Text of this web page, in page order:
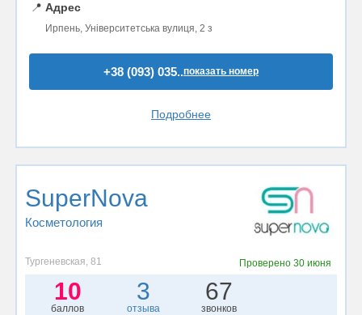
📍 Адрес
Ирпень, Університетська вулиця, 2 з
+38 (093) 035..показать номер
Подробнее
SuperNova
Косметология
Тургеневская, 81 Проверено 30 июня
10
баллов
3
отзыва
67
звонков